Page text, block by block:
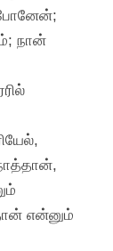
நான்
என்னும்